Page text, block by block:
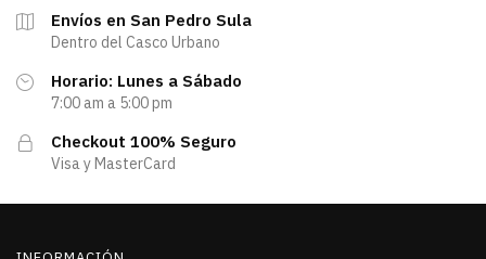
Envíos en San Pedro Sula
Dentro del Casco Urbano
Horario: Lunes a Sábado
7:00 am a 5:00 pm
Checkout 100% Seguro
Visa y MasterCard